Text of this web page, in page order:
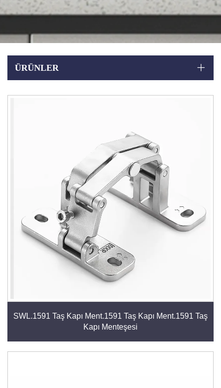
ÜRÜNLER
SWL.1591 Taş Kapı Ment.1591 Taş Kapı Ment.1591 Taş
Kapı Menteşesi